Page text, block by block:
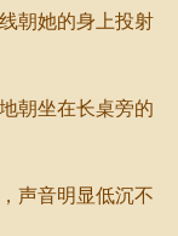
朝她的身上投射
朝坐在长桌旁的
声音明显低沉不